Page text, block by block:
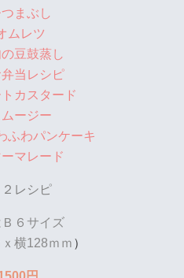
まぶし
ムレツ
豆鼓蒸し
当レシピ
カスタード
ージー
ふわパンケーキ
マレード
レシピ
６サイズ
ｘ横128ｍｍ ）